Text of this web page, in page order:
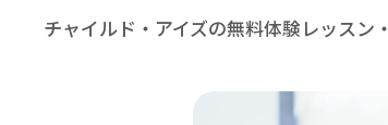
チャイルド・アイズの無料体験レッスン・